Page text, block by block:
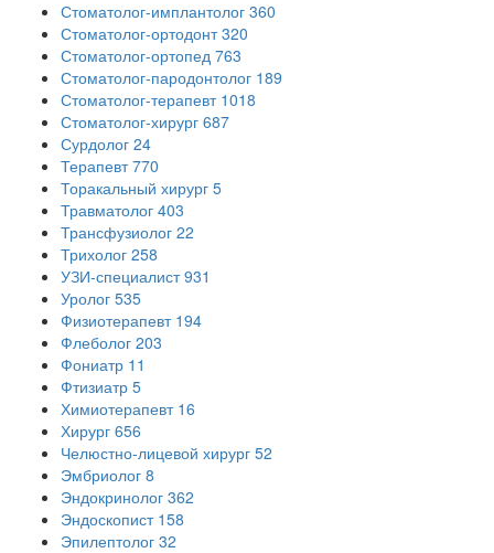
Стоматолог-имплантолог 360
Стоматолог-ортодонт 320
Стоматолог-ортопед 763
Стоматолог-пародонтолог 189
Стоматолог-терапевт 1018
Стоматолог-хирург 687
Сурдолог 24
Терапевт 770
Торакальный хирург 5
Травматолог 403
Трансфузиолог 22
Трихолог 258
УЗИ-специалист 931
Уролог 535
Физиотерапевт 194
Флеболог 203
Фониатр 11
Фтизиатр 5
Химиотерапевт 16
Хирург 656
Челюстно-лицевой хирург 52
Эмбриолог 8
Эндокринолог 362
Эндоскопист 158
Эпилептолог 32